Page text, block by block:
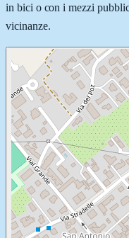
in bici o con i mezzi
vicinanze.